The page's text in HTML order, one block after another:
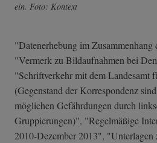
ein. Foto: Kontext
"Datenerhebung im
"Vermerk zu Bildaufnahmen bei
"Schriftverkehr mit dem Landesamt
(Gegenstand der Korrespondenz
möglichen Gefährdungen durch
Gruppierungen)", "Regelmäßige
2010-Dezember 2013",